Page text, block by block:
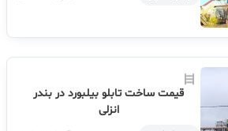
قیمت ساخت تابلو بیلبورد در بندر
انزلی